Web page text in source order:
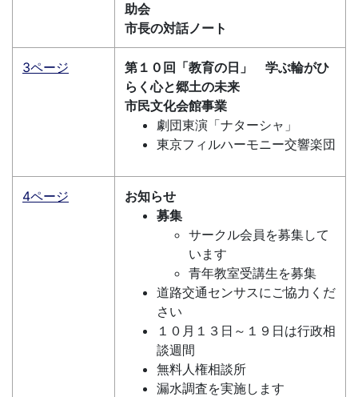
助会
市長の対話ノート
3ページ
第１０回「教育の日」 学ぶ輪がひ
らく心と郷土の未来
市民文化会館事業
劇団東演「ナターシャ」
東京フィルハーモニー交響楽団
4ページ
お知らせ
募集
サークル会員を募集して
います
青年教室受講生を募集
道路交通センサスにご協力くだ
さい
１０月１３日～１９日は行政相
談週間
無料人権相談所
漏水調査を実施します